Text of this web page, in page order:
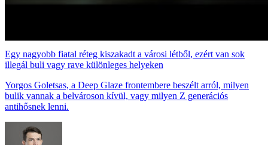
Egy nagyobb fiatal réteg kiszakadt a városi létből, ezért van sok
illegál buli vagy rave különleges helyeken
Yorgos Goletsas, a Deep Glaze frontembere beszélt arról, milyen
bulik vannak a belvároson kívül, vagy milyen Z generációs
antihősnek lenni.